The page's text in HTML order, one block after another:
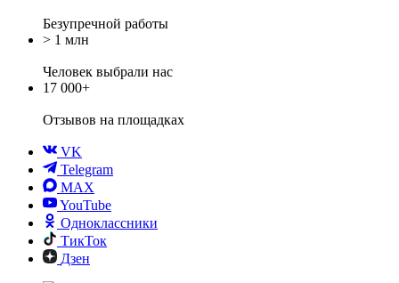
Безупречной работы
> 1 млн
Человек выбрали нас
17 000+
Отзывов на площадках
VK
Telegram
MAX
YouTube
Одноклассники
ТикТок
Дзен